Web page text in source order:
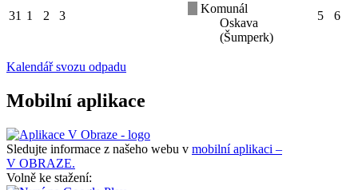
31 1 2 3
Komunál
Oskava
(Šumperk)
5 6
Kalendář svozu odpadu
Mobilní aplikace
Sledujte informace z našeho webu v mobilní aplikaci –
V OBRAZE.
Volně ke stažení: